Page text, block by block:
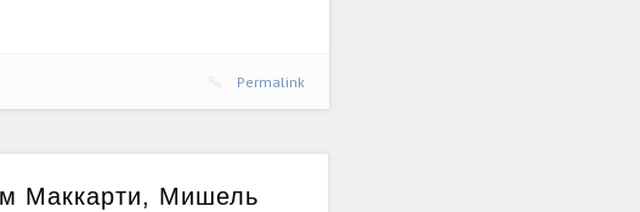
Permalink
Маккарти, Мишель